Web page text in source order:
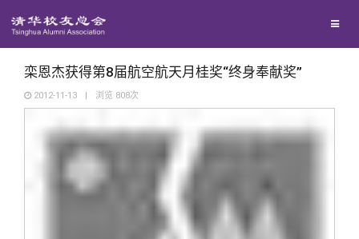
地区联络
院系校友工作
专业委员会
回馈母校
捐赠新闻
捐赠纪事
《清华校友通讯》
《水木清华》
清华人物
栾恩杰获得第8届航空航天月桂奖“终身奉献奖”
2012-11-13 | 浏览 808次